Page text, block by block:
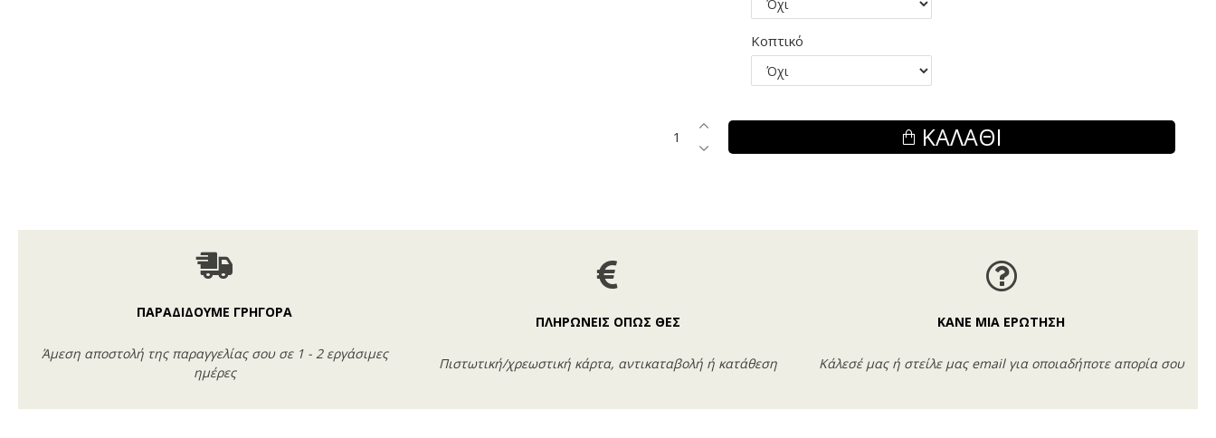
Κοπτικό
ΚΑΛΆΘΙ
ΠΑΡΑΔΙΔΟΥΜΕ ΓΡΗΓΟΡΑ
Άμεση αποστολή της παραγγελίας σου σε 1 - 2 εργάσιμες
ημέρες
ΠΛΗΡΩΝΕΙΣ ΟΠΩΣ ΘΕΣ
Πιστωτική/χρεωστική κάρτα, αντικαταβολή ή κατάθεση
ΚΑΝΕ ΜΙΑ ΕΡΩΤΗΣΗ
Κάλεσέ μας ή στείλε μας email για οποιαδήποτε απορία σου